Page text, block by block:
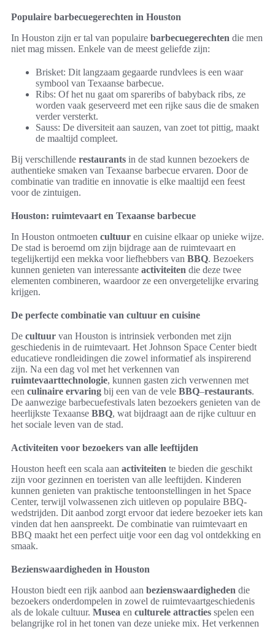
Populaire barbecuegerechten in Houston
In Houston zijn er tal van populaire barbecuegerechten die men
niet mag missen. Enkele van de meest geliefde zijn:
Brisket: Dit langzaam gegaarde rundvlees is een waar
symbool van Texaanse barbecue.
Ribs: Of het nu gaat om spareribs of babyback ribs, ze
worden vaak geserveerd met een rijke saus die de smaken
verder versterkt.
Sauss: De diversiteit aan sauzen, van zoet tot pittig, maakt
de maaltijd compleet.
Bij verschillende restaurants in de stad kunnen bezoekers de
authentieke smaken van Texaanse barbecue ervaren. Door de
combinatie van traditie en innovatie is elke maaltijd een feest
voor de zintuigen.
Houston: ruimtevaart en Texaanse barbecue
In Houston ontmoeten cultuur en cuisine elkaar op unieke wijze.
De stad is beroemd om zijn bijdrage aan de ruimtevaart en
tegelijkertijd een mekka voor liefhebbers van BBQ. Bezoekers
kunnen genieten van interessante activiteiten die deze twee
elementen combineren, waardoor ze een onvergetelijke ervaring
krijgen.
De perfecte combinatie van cultuur en cuisine
De cultuur van Houston is intrinsiek verbonden met zijn
geschiedenis in de ruimtevaart. Het Johnson Space Center biedt
educatieve rondleidingen die zowel informatief als inspirerend
zijn. Na een dag vol met het verkennen van
ruimtevaarttechnologie, kunnen gasten zich verwennen met
een culinaire ervaring bij een van de vele BBQ–restaurants.
De aanwezige barbecuefestivals laten bezoekers genieten van de
heerlijkste Texaanse BBQ, wat bijdraagt aan de rijke cultuur en
het sociale leven van de stad.
Activiteiten voor bezoekers van alle leeftijden
Houston heeft een scala aan activiteiten te bieden die geschikt
zijn voor gezinnen en toeristen van alle leeftijden. Kinderen
kunnen genieten van praktische tentoonstellingen in het Space
Center, terwijl volwassenen zich uitleven op populaire BBQ-
wedstrijden. Dit aanbod zorgt ervoor dat iedere bezoeker iets kan
vinden dat hen aanspreekt. De combinatie van ruimtevaart en
BBQ maakt het een perfect uitje voor een dag vol ontdekking en
smaak.
Bezienswaardigheden in Houston
Houston biedt een rijk aanbod aan bezienswaardigheden die
bezoekers onderdompelen in zowel de ruimtevaartgeschiedenis
als de lokale cultuur. Musea en culturele attracties spelen een
belangrijke rol in het tonen van deze unieke mix. Het verkennen